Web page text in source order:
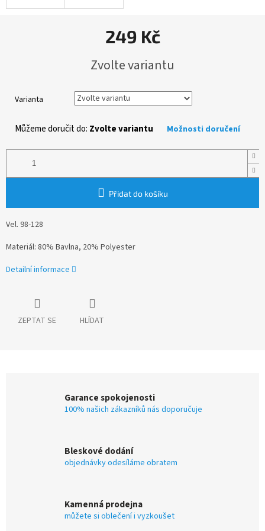
249 Kč
cena:
Zvolte variantu
Varianta
Můžeme doručit do: Zvolte variantu Možnosti doručení
Přidat do košíku
Vel. 98-128
Materiál: 80% Bavlna, 20% Polyester
Detailní informace
ZEPTAT SE HLÍDAT
Garance spokojenosti
100% našich zákazníků nás doporučuje
Bleskové dodání
objednávky odesíláme obratem
Kamenná prodejna
můžete si oblečení i vyzkoušet